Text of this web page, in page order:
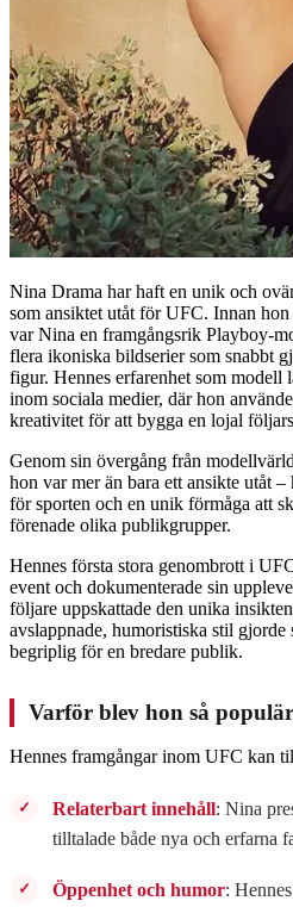
Nina Drama har haft en unik och
som ansiktet utåt för UFC. Innan
var Nina en framgångsrik Playboy-
flera ikoniska bildserier som snabbt
figur. Hennes erfarenhet som modell
inom sociala medier, där hon
kreativitet för att bygga en lojal
Genom sin övergång från
hon var mer än bara ett ansikte utåt
för sporten och en unik förmåga att
förenade olika publikgrupper.
Hennes första stora genombrott i
event och dokumenterade sin
följare uppskattade den unika
avslappnade, humoristiska stil
begriplig för en bredare publik.
Varför blev hon så
Hennes framgångar inom UFC kan
Relaterbart innehåll: Nina
tilltalade både nya och erfarna
Öppenhet och humor: